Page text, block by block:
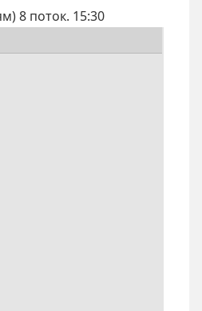
8 поток. 15:30